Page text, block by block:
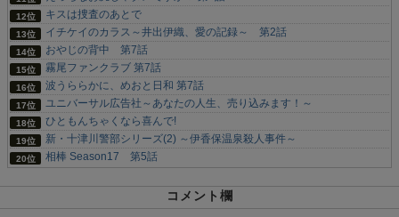
キスは捜査のあとで
イチケイのカラス～井出伊織、愛の記録～ 第2話
おやじの背中 第7話
霧尾ファンクラブ 第7話
波うららかに、めおと日和 第7話
ユニバーサル広告社～あなたの人生、売り込みます！～
ひともんちゃくなら喜んで!
新・十津川警部シリーズ(2) ～伊香保温泉殺人事件～
相棒 Season17 第5話
コメント欄